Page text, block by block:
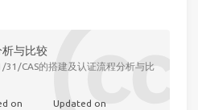
与比较
CAS的搭建及认证流程分析与比
on Updated on